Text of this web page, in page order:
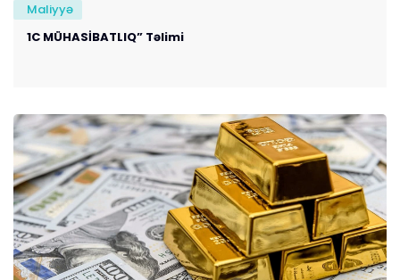
Maliyyə
1C MÜHASİBATLIQ” Təlimi